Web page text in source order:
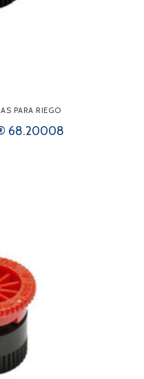
PARA RIEGO
68.20008